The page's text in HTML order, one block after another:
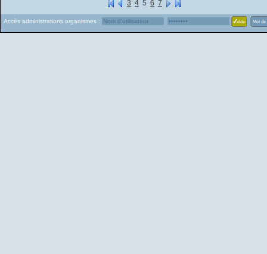
3 4 5 6 7
Accès administrations organismes :